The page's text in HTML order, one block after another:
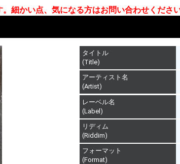
細かい点、気になる方はお問い合わせください
タイトル
(Title)
アーティスト名
(Artist)
レーベル名
(Label)
リディム
(Riddim)
フォーマット
(Format)